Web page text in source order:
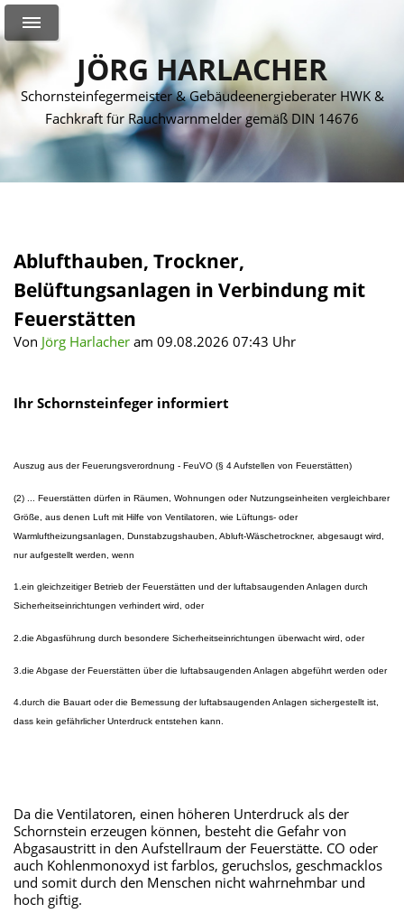
JÖRG HARLACHER
Schornsteinfegermeister & Gebäudeenergieberater HWK &
Fachkraft für Rauchwarnmelder gemäß DIN 14676
Ablufthauben, Trockner,
Belüftungsanlagen in Verbindung mit
Feuerstätten
Von Jörg Harlacheram 09.08.2026 07:43 Uhr
Ihr Schornsteinfeger informiert
Auszug aus der Feuerungsverordnung - FeuVO (§ 4 Aufstellen von Feuerstätten)
(2) ... Feuerstätten dürfen in Räumen, Wohnungen oder Nutzungseinheiten vergleichbarer
Größe, aus denen Luft mit Hilfe von Ventilatoren, wie Lüftungs- oder
Warmluftheizungsanlagen, Dunstabzugshauben, Abluft-Wäschetrockner, abgesaugt wird,
nur aufgestellt werden, wenn
1.ein gleichzeitiger Betrieb der Feuerstätten und der luftabsaugenden Anlagen durch
Sicherheitseinrichtungen verhindert wird, oder
2.die Abgasführung durch besondere Sicherheitseinrichtungen überwacht wird, oder
3.die Abgase der Feuerstätten über die luftabsaugenden Anlagen abgeführt werden oder
4.durch die Bauart oder die Bemessung der luftabsaugenden Anlagen sichergestellt ist,
dass kein gefährlicher Unterdruck entstehen kann.
Da die Ventilatoren, einen höheren Unterdruck als der
Schornstein erzeugen können, besteht die Gefahr von
Abgasaustritt in den Aufstellraum der Feuerstätte. CO oder
auch Kohlenmonoxyd ist farblos, geruchslos, geschmacklos
und somit durch den Menschen nicht wahrnehmbar und
hoch giftig.